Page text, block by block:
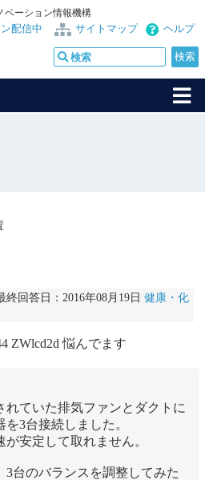
ベーション情報機構
ヘルプ
サイトマップ
配信中
回答日：2016年08月19日 健康・化
ZWlcd2d 悩んでます
れていた排気ファンとダクトに
3台接続しました。
が安定して取れません。
3台のバランスを調整してみた